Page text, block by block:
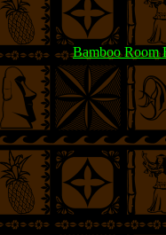
Bamboo Room